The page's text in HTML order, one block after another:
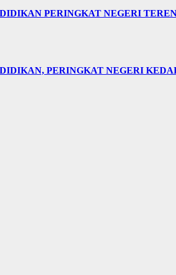
PERINGKAT NEGERI
PERINGKAT NEGERI